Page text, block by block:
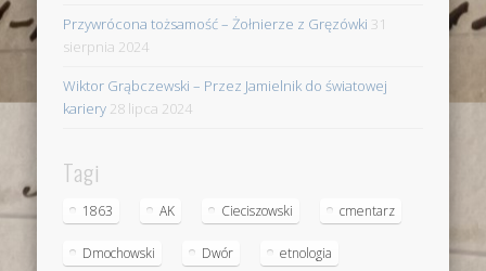
Przywrócona tożsamość – Żołnierze z Gręzówki 31
sierpnia 2024
Wiktor Grąbczewski – Przez Jamielnik do światowej
kariery 28 lipca 2024
Tagi
1863 AK Cieciszowski cmentarz
Dmochowski Dwór etnologia